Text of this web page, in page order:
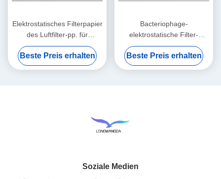
Elektrostatisches Filterpapier
des Luftfilter-pp. für
HME/HMEF
Beste Preis erhalten
Bacteriophage-
elektrostatische Filter-
Baumwollrunde HME HMEF
Beste Preis erhalten
Soziale Medien